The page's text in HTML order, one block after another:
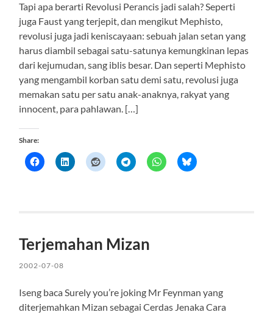
Tapi apa berarti Revolusi Perancis jadi salah? Seperti
juga Faust yang terjepit, dan mengikut Mephisto,
revolusi juga jadi keniscayaan: sebuah jalan setan yang
harus diambil sebagai satu-satunya kemungkinan lepas
dari kejumudan, sang iblis besar. Dan seperti Mephisto
yang mengambil korban satu demi satu, revolusi juga
memakan satu per satu anak-anaknya, rakyat yang
innocent, para pahlawan. […]
Share:
Terjemahan Mizan
2002-07-08
Iseng baca Surely you’re joking Mr Feynman yang
diterjemahkan Mizan sebagai Cerdas Jenaka Cara